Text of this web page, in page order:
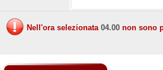
Nell'ora selezionata 04.00 non sono